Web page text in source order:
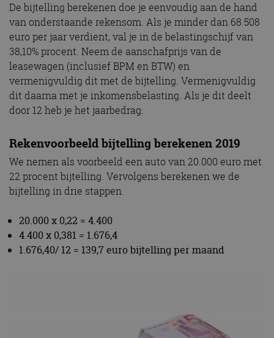
De bijtelling berekenen doe je eenvoudig aan de hand
van onderstaande rekensom. Als je minder dan 68.508
euro per jaar verdient, val je in de belastingschijf van
38,10% procent. Neem de aanschafprijs van de
leasewagen (inclusief BPM en BTW) en
vermenigvuldig dit met de bijtelling. Vermenigvuldig
dit daarna met je inkomensbelasting. Als je dit deelt
door 12 heb je het jaarbedrag.
Rekenvoorbeeld bijtelling berekenen 2019
We nemen als voorbeeld een auto van 20.000 euro met
22 procent bijtelling. Vervolgens berekenen we de
bijtelling in drie stappen.
20.000 x 0,22 = 4.400
4.400 x 0,381 = 1.676,4
1.676,40/ 12 = 139,7 euro bijtelling per maand